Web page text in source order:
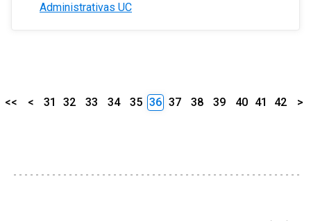
Administrativas UC
<< < 31 32 33 34 35 36 37 38 39 40 41 42 >